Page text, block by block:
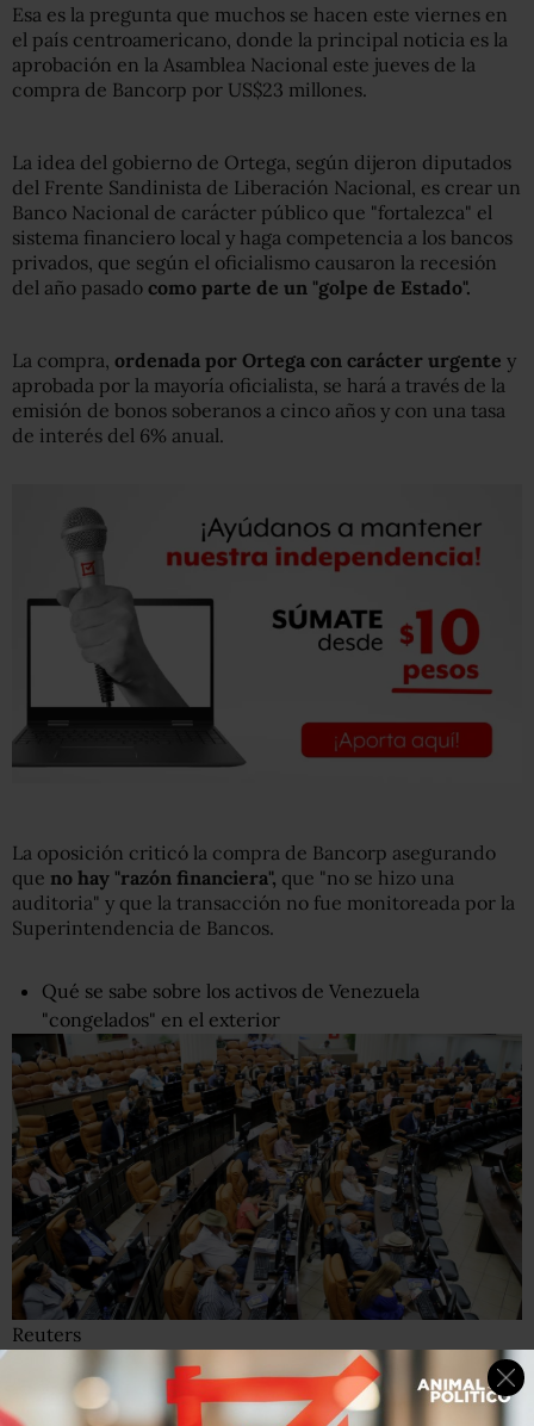
Esa es la pregunta que muchos se hacen este viernes en
el país centroamericano, donde la principal noticia es la
aprobación en la Asamblea Nacional este jueves de la
compra de Bancorp por US$23 millones.
La idea del gobierno de Ortega, según dijeron diputados
del Frente Sandinista de Liberación Nacional, es crear un
Banco Nacional de carácter público que "fortalezca" el
sistema financiero local y haga competencia a los bancos
privados, que según el oficialismo causaron la recesión
del año pasado como parte de un "golpe de Estado".
La compra, ordenada por Ortega con carácter urgente y
aprobada por la mayoría oficialista, se hará a través de la
emisión de bonos soberanos a cinco años y con una tasa
de interés del 6% anual.
La oposición criticó la compra de Bancorp asegurando
que no hay "razón financiera", que "no se hizo una
auditoria" y que la transacción no fue monitoreada por la
Superintendencia de Bancos.
Qué se sabe sobre los activos de Venezuela
"congelados" en el exterior
Reuters
El Congreso de Nicaragua aprobó este jueves la compra
con carácter de urgencia, a solicitud del presidente
Daniel Ortega.